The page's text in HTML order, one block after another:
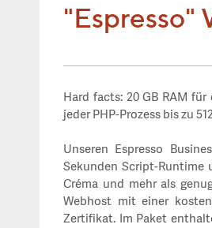
"Espresso"
Hard facts: 20 GB RAM für
jeder PHP-Prozess bis zu
Unseren Espresso
Sekunden Script-Runtime
Créma und mehr als
Webhost mit einer
Zertifikat. Im Paket